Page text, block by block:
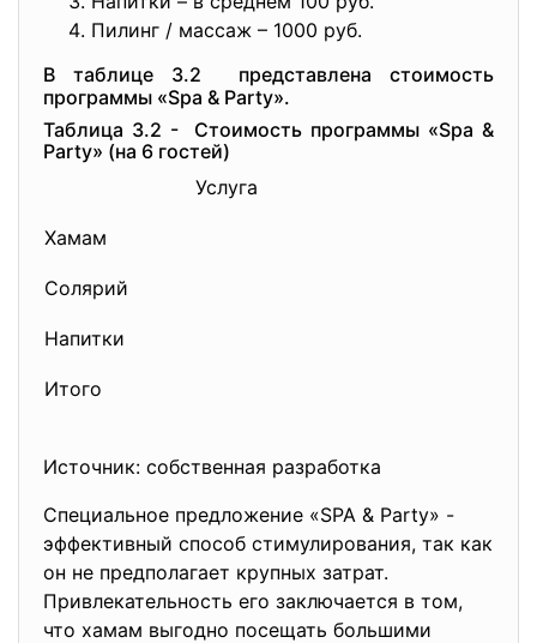
Пилинг / массаж – 1000 руб.
В таблице 3.2 представлена стоимость
программы «Spa & Party».
Таблица 3.2 - Стоимость программы «Spa &
Party» (на 6 гостей)
Услуга
Хамам
Солярий
Напитки
Итого
Источник: собственная разработка
Специальное предложение «SPA & Party» -
эффективный способ стимулирования, так как
он не предполагает крупных затрат.
Привлекательность его заключается в том,
что хамам выгодно посещать большими